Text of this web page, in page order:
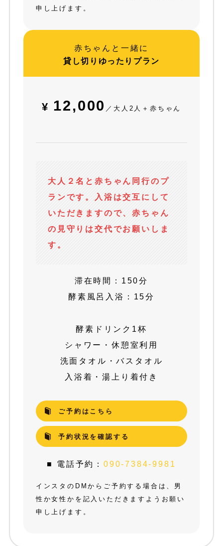
申し上げます。
赤ちゃんと一緒に
貸し切りゆったりプラン
¥ 12,000 ／大人2人＋赤ちゃん
大人２名と赤ちゃん同行のプ
ランです。入浴は交互にして
いただきますので、赤ちゃん
の見守りは交代でお願いしま
す。
滞在時間：150分
酵素風呂入浴：15分
酵素ドリンク1杯
シャワー・休憩室利用
洗面タオル・バスタオル
入浴着・湯上り着付き
ご予約はこちら
予約状況を確認する
■ 電話予約：090-7384-9981
インスタのDMからご予約する場合は、男
性か女性かを記入いただきますようお願い
申し上げます。